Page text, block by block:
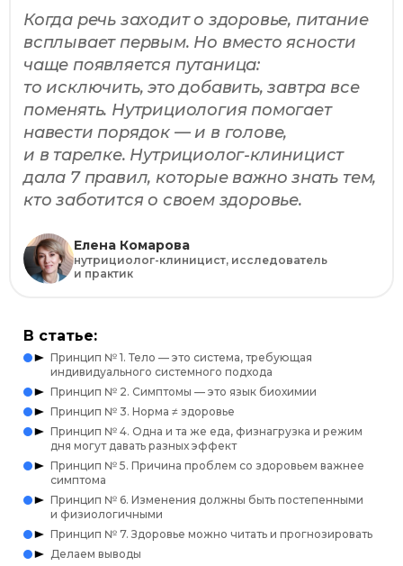
Когда речь заходит о здоровье, питание
всплывает первым. Но вместо ясности
чаще появляется путаница:
то исключить, это добавить, завтра все
поменять. Нутрициология помогает
навести порядок — и в голове,
и в тарелке. Нутрициолог-клиницист
дала 7 правил, которые важно знать тем,
кто заботится о своем здоровье.
Елена Комарова
нутрициолог-клиницист, исследователь
и практик
В статье:
Принцип № 1. Тело — это система, требующая
индивидуального системного подхода
Принцип № 2. Симптомы — это язык биохимии
Принцип № 3. Норма ≠ здоровье
Принцип № 4. Одна и та же еда, физнагрузка и режим
дня могут давать разных эффект
Принцип № 5. Причина проблем со здоровьем важнее
симптома
Принцип № 6. Изменения должны быть постепенными
и физиологичными
Принцип № 7. Здоровье можно читать и прогнозировать
Делаем выводы